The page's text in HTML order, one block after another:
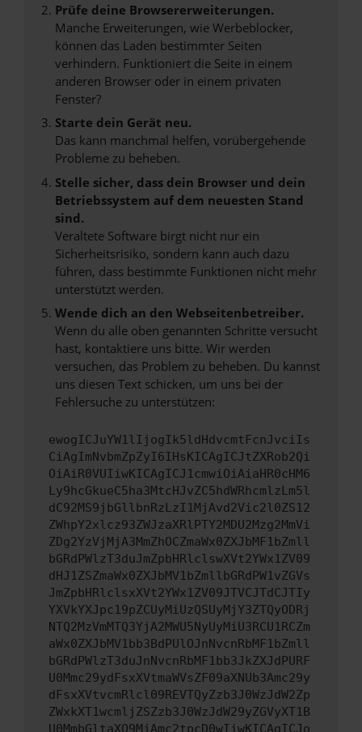
Prüfe deine Browsererweiterungen.
Manche Erweiterungen, wie Werbeblocker,
können das Laden bestimmter Seiten
verhindern. Funktioniert die Seite in einem
anderen Browser oder in einem privaten
Fenster?
Starte dein Gerät neu.
Das kann manchmal helfen, vorübergehende
Probleme zu beheben.
Stelle sicher, dass dein Browser und dein
Betriebssystem auf dem neuesten Stand
sind.
Veraltete Software birgt nicht nur ein
Sicherheitsrisiko, sondern kann auch dazu
führen, dass bestimmte Funktionen nicht mehr
unterstützt werden.
Wende dich an den Webseitenbetreiber.
Wenn du alle oben genannten Schritte versucht
hast, kontaktiere uns bitte. Wir werden
versuchen, das Problem zu beheben. Du kannst
uns diesen Text schicken, um uns bei der
Fehlersuche zu unterstützen:
ewogICJuYW1lIjogIk5ldHdvcmtFcnJvciIs
CiAgImNvbmZpZyI6IHsKICAgICJtZXRob2Qi
OiAiR0VUIiwKICAgICJ1cmwiOiAiaHR0cHM6
Ly9hcGkueC5ha3MtcHJvZC5hdWRhcmlzLm5l
dC92MS9jbGllbnRzLzI1MjAvd2Vic2l0ZS12
ZWhpY2xlcz93ZWJzaXRlPTY2MDU2Mzg2MmVi
ZDg2YzVjMjA3MmZhOCZmaWx0ZXJbMF1bZmll
bGRdPWlzT3duJmZpbHRlclswXVt2YWx1ZV09
dHJ1ZSZmaWx0ZXJbMV1bZmllbGRdPW1vZGVs
JmZpbHRlclsxXVt2YWx1ZV09JTVCJTdCJTIy
YXVkYXJpc19pZCUyMiUzQSUyMjY3ZTQyODRj
NTQ2MzVmMTQ3YjA2MWU5NyUyMiU3RCU1RCZm
aWx0ZXJbMV1bb3BdPUlOJnNvcnRbMF1bZmll
bGRdPWlzT3duJnNvcnRbMF1bb3JkZXJdPURF
U0Mmc29ydFsxXVtmaWVsZF09aXNUb3Amc29y
dFsxXVtvcmRlcl09REVTQyZzb3J0WzJdW2Zp
ZWxkXT1wcmljZSZzb3J0WzJdW29yZGVyXT1B
U0MmbGltaXQ9MjAmc2tpcD0wIiwKICAgICJo